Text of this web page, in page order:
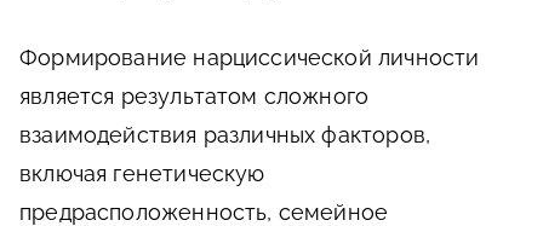
Формирование нарциссической личности
является результатом сложного
взаимодействия различных факторов,
включая генетическую
предрасположенность, семейное